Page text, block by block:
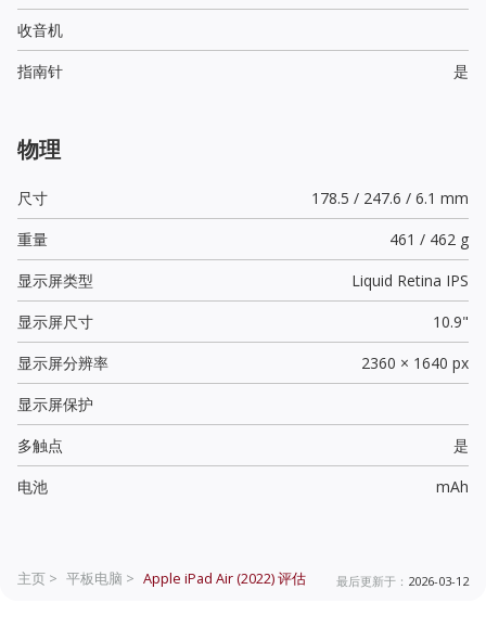
收音机
指南针
是
物理
尺寸
178.5 / 247.6 / 6.1 mm
重量
461 / 462 g
显示屏类型
Liquid Retina IPS
显示屏尺寸
10.9"
显示屏分辨率
2360 × 1640 px
显示屏保护
多触点
是
电池
mAh
主页 > 平板电脑 > Apple iPad Air (2022)评估 最后更新于： 2026-03-12